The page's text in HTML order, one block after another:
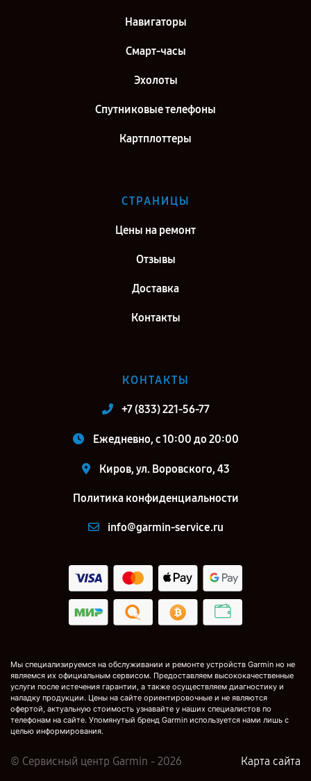
Петербург
Навигаторы
Смарт-часы
Эхолоты
Спутниковые телефоны
Картплоттеры
СТРАНИЦЫ
Цены на ремонт
Отзывы
Доставка
Контакты
КОНТАКТЫ
+7 (833) 221-56-77
Ежедневно, с 10:00 до 20:00
Киров, ул. Воровского, 43
Политика конфиденциальности
info@garmin-service.ru
Мы специализируемся на обслуживании и ремонте устройств Garmin но не
являемся их официальным сервисом. Предоставляем высококачественные
услуги после истечения гарантии, а также осуществляем диагностику и
наладку продукции. Цены на сайте ориентировочные и не являются
офертой, актуальную стоимость узнавайте у наших специалистов по
телефонам на сайте. Упомянутый бренд Garmin используется нами лишь с
целью информирования.
© Сервисный центр Garmin - 2026 Карта сайта